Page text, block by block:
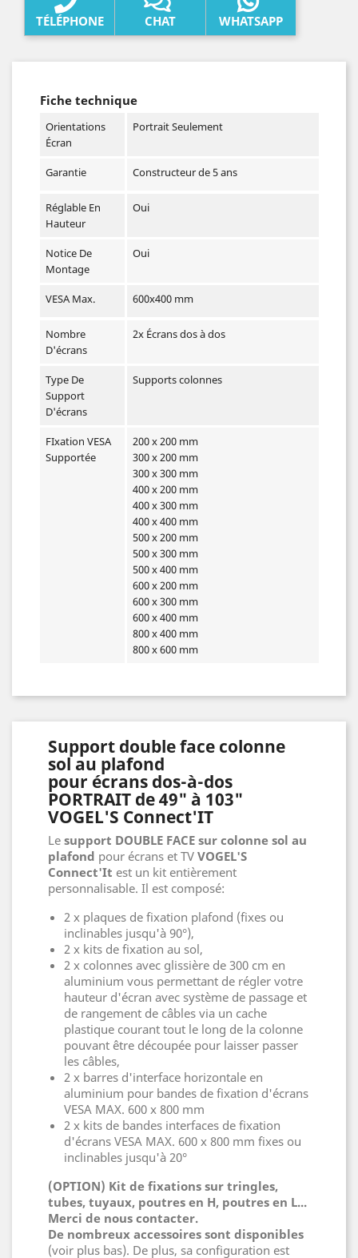
TÉLÉPHONE CHAT WHATSAPP
Fiche technique
Orientations
Écran
Portrait Seulement
Garantie Constructeur de 5 ans
Réglable En
Hauteur
Oui
Notice De
Montage
Oui
VESA Max. 600x400 mm
Nombre
D'écrans
2x Écrans dos à dos
Type De
Support
D'écrans
Supports colonnes
FIxation VESA
Supportée
200 x 200 mm
300 x 200 mm
300 x 300 mm
400 x 200 mm
400 x 300 mm
400 x 400 mm
500 x 200 mm
500 x 300 mm
500 x 400 mm
600 x 200 mm
600 x 300 mm
600 x 400 mm
800 x 400 mm
800 x 600 mm
Support double face colonne
sol au plafond
pour écrans dos-à-dos
PORTRAIT de 49" à 103"
VOGEL'S Connect'IT
Le support DOUBLE FACE sur colonne sol au
plafond pour écrans et TV VOGEL'S
Connect'It est un kit entièrement
personnalisable. Il est composé:
2 x plaques de fixation plafond (fixes ou
inclinables jusqu'à 90°),
2 x kits de fixation au sol,
2 x colonnes avec glissière de 300 cm en
aluminium vous permettant de régler votre
hauteur d'écran avec système de passage et
de rangement de câbles via un cache
plastique courant tout le long de la colonne
pouvant être découpée pour laisser passer
les câbles,
2 x barres d'interface horizontale en
aluminium pour bandes de fixation d'écrans
VESA MAX. 600 x 800 mm
2 x kits de bandes interfaces de fixation
d'écrans VESA MAX. 600 x 800 mm fixes ou
inclinables jusqu'à 20°
(OPTION) Kit de fixations sur tringles,
tubes, tuyaux, poutres en H, poutres en L...
Merci de nous contacter.
De nombreux accessoires sont disponibles
(voir plus bas). De plus, sa configuration est